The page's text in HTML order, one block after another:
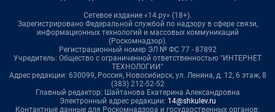
Сетевое издание «14.ру» (18+).
Зарегистрировано Федеральной службой по надзору в сфере связи,
информационных технологий и массовых коммуникаций
(Роскомнадзор).
Регистрационный номер ЭЛ № ФС 77 - 87892
Учредитель: Общество с ограниченной ответственностью "ИНТЕРНЕТ
ТЕХНОЛОГИИ"
Адрес редакции: 630099, Россия, Новосибирск, ул. Ленина, д. 12, 6 этаж, 8
(383) 212-52-52
Главный редактор: Шайтанова Екатерина Александровна
Электронный адрес редакции: 14@shkulev.ru
Контактные данные для Роскомнадзора и государственных органов: